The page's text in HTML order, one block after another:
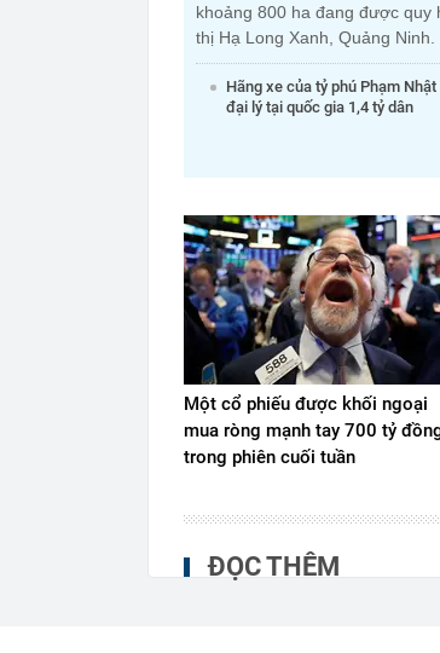
khoảng 800 ha đang được quy
thị Hạ Long Xanh, Quảng Ninh.
Hãng xe của tỷ phú Phạm
đại lý tại quốc gia 1,4 tỷ dân
Một cổ phiếu được khối ngoại
mua ròng mạnh tay 700 tỷ
trong phiên cuối tuần
ĐỌC THÊM